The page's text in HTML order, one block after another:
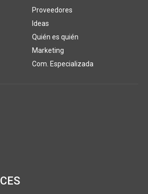
Proveedores
Ideas
Quién es quién
Marketing
Com. Especializada